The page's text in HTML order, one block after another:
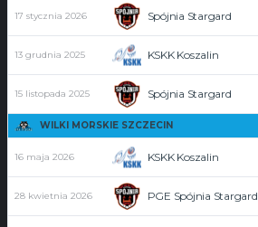
17 stycznia 2026 Spójnia Stargard
13 grudnia 2025 KSKK Koszalin
15 listopada 2025 Spójnia Stargard
WILKI MORSKIE SZCZECIN
16 maja 2026 KSKK Koszalin
28 kwietnia 2026 PGE Spójnia Stargard